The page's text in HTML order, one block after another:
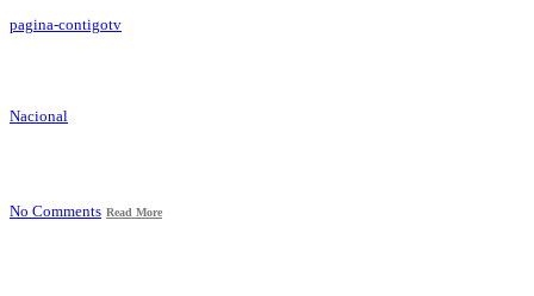
pagina-contigotv
Nacional
No Comments Read More